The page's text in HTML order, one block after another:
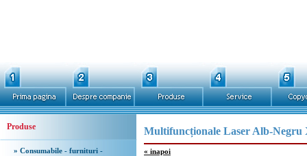
Produse
» Consumabile - furnituri -
Multifuncționale Laser Alb-Negru
« inapoi